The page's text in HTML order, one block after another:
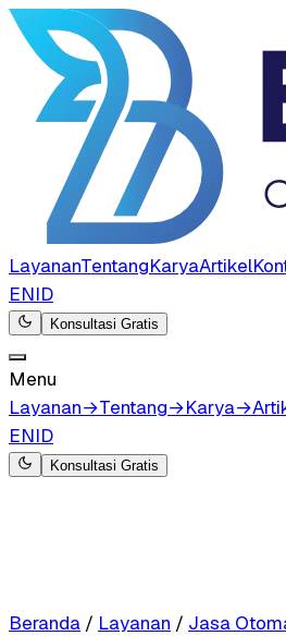
LayananTentangKaryaArtikel
ENID
Konsultasi Gratis
Menu
Layanan→Tentang→Karya→
ENID
Konsultasi Gratis
Beranda / Layanan / Jasa